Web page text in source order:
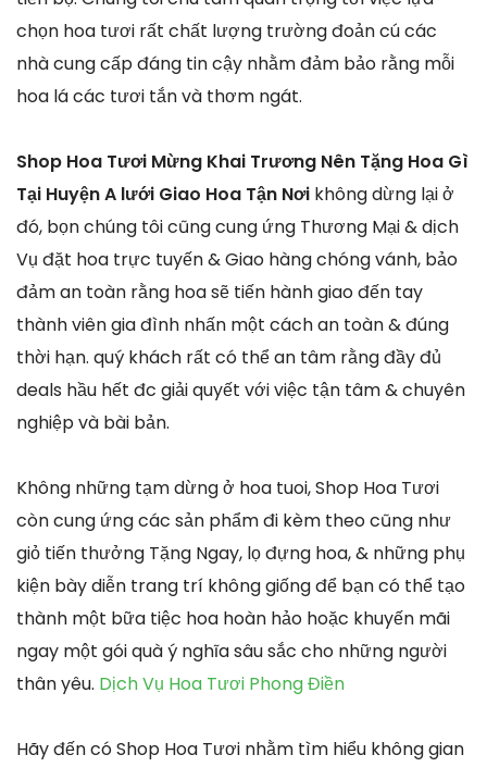
chọn hoa tươi rất chất lượng trường đoản cú các
nhà cung cấp đáng tin cậy nhằm đảm bảo rằng mỗi
hoa lá các tươi tắn và thơm ngát.
Shop Hoa Tươi Mừng Khai Trương Nên Tặng Hoa Gì
Tại Huyện A lưới Giao Hoa Tận Nơi không dừng lại ở
đó, bọn chúng tôi cũng cung ứng Thương Mại & dịch
Vụ đặt hoa trực tuyến & Giao hàng chóng vánh, bảo
đảm an toàn rằng hoa sẽ tiến hành giao đến tay
thành viên gia đình nhấn một cách an toàn & đúng
thời hạn. quý khách rất có thể an tâm rằng đầy đủ
deals hầu hết đc giải quyết với việc tận tâm & chuyên
nghiệp và bài bản.
Không những tạm dừng ở hoa tuoi, Shop Hoa Tươi
còn cung ứng các sản phẩm đi kèm theo cũng như
giỏ tiến thưởng Tặng Ngay, lọ đựng hoa, & những phụ
kiện bày diễn trang trí không giống để bạn có thể tạo
thành một bữa tiệc hoa hoàn hảo hoặc khuyến mãi
ngay một gói quà ý nghĩa sâu sắc cho những người
thân yêu. Dịch Vụ Hoa Tươi Phong Điền
Hãy đến có Shop Hoa Tươi nhằm tìm hiểu không gian